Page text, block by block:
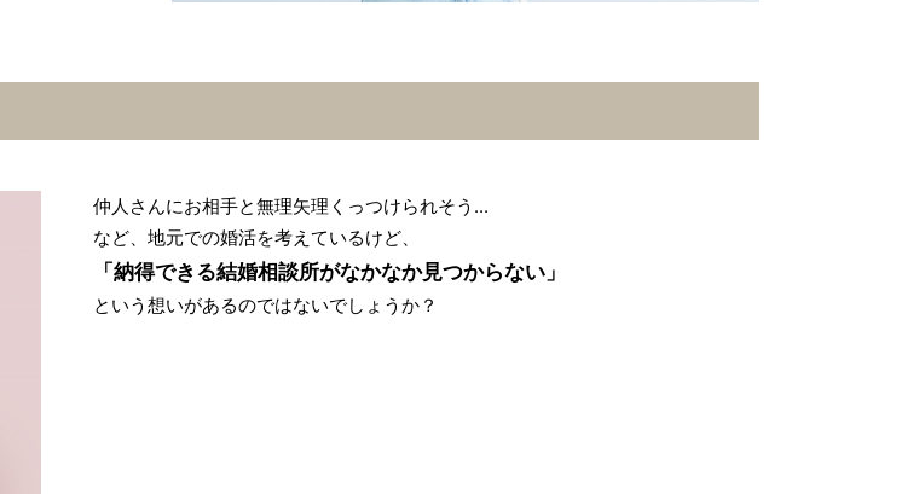
仲人さんにお相手と無理矢理くっつけられそう...
など、地元での婚活を考えているけど、
「納得できる結婚相談所がなかなか見つからない」
という想いがあるのではないでしょうか？